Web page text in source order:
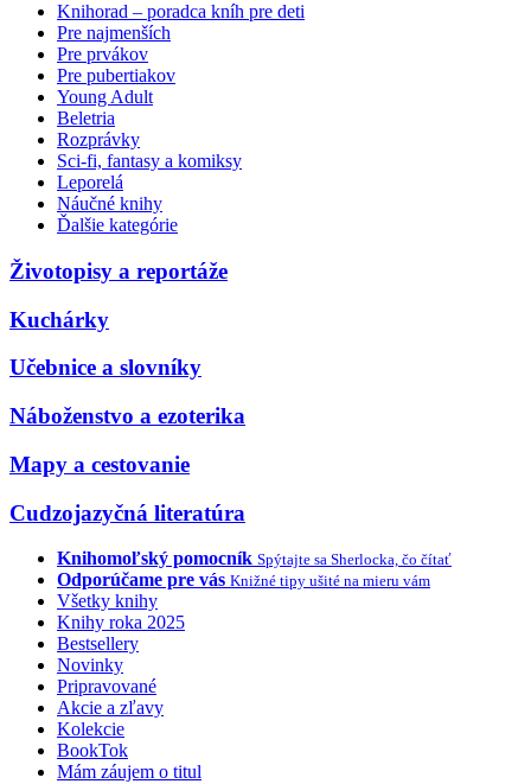
Knihorad – poradca kníh pre deti
Pre najmenších
Pre prvákov
Pre pubertiakov
Young Adult
Beletria
Rozprávky
Sci-fi, fantasy a komiksy
Leporelá
Náučné knihy
Ďalšie kategórie
Životopisy a reportáže
Kuchárky
Učebnice a slovníky
Náboženstvo a ezoterika
Mapy a cestovanie
Cudzojazyčná literatúra
Knihomoľský pomocník Spýtajte sa Sherlocka, čo čítať
Odporúčame pre vás Knižné tipy ušité na mieru vám
Všetky knihy
Knihy roka 2025
Bestsellery
Novinky
Pripravované
Akcie a zľavy
Kolekcie
BookTok
Mám záujem o titul